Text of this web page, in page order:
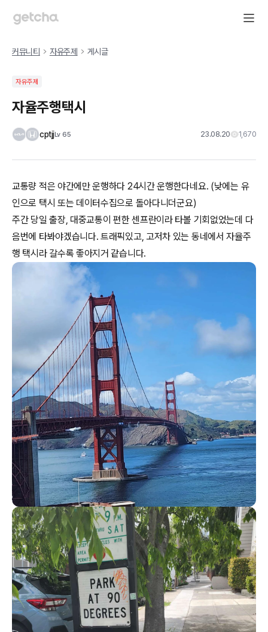
커뮤니티 자유주제 게시글
자유주제
자율주행택시
cptjjLv65 23.08.20 1,670
교통량 적은 야간에만 운행하다 24시간 운행한다네요. (낮에는 유
인으로 택시 또는 데이터수집으로 돌아다니더군요)
주간 당일 출장, 대중교통이 편한 센프란이라 타볼 기회없었는데 다
음번에 타봐야겠습니다. 트래픽있고, 고저차 있는 동네에서 자율주